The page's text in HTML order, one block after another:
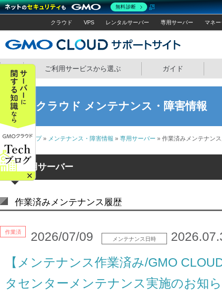
クラウド VPS レンタルサーバー 専用サーバー マネ
ホーム ご利用サービスから選ぶ ガイド
GMOクラウド メンテナンス・障害情報
サポートトップ» メンテナンス・障害情報 » 専用サーバー » 作業済みメンテナン
専用サーバー
作業済みメンテナンス履歴
2026/07/09 メンテナンス日時
作業済
【メンテナンス作業済み/GMO
タセンターメンテナンス実施のお知
無料診断